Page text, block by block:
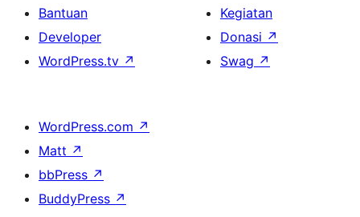
Bantuan
Developer
WordPress.tv ↗
Kegiatan
Donasi ↗
Swag ↗
WordPress.com ↗
Matt ↗
bbPress ↗
BuddyPress ↗